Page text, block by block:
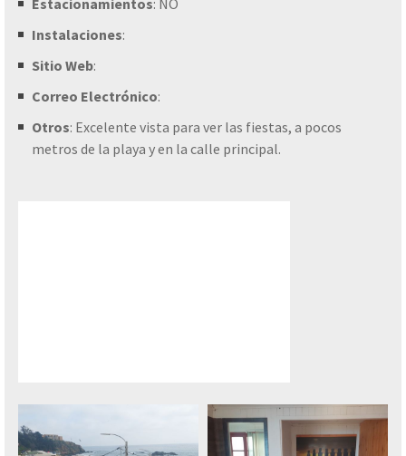
Estacionamientos: NO
Instalaciones:
Sitio Web:
Correo Electrónico:
Otros: Excelente vista para ver las fiestas, a pocos
metros de la playa y en la calle principal.